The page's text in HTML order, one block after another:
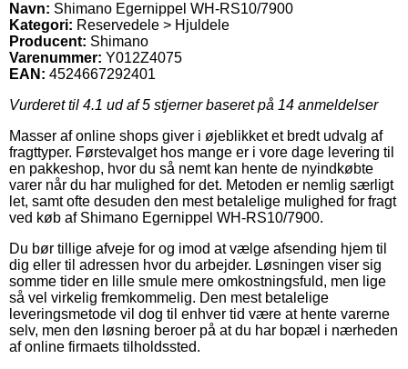
Navn: Shimano Egernippel WH-RS10/7900
Kategori: Reservedele > Hjuldele
Producent: Shimano
Varenummer: Y012Z4075
EAN: 4524667292401
Vurderet til 4.1 ud af 5 stjerner baseret på 14 anmeldelser
Masser af online shops giver i øjeblikket et bredt udvalg af
fragttyper. Førstevalget hos mange er i vore dage levering til
en pakkeshop, hvor du så nemt kan hente de nyindkøbte
varer når du har mulighed for det. Metoden er nemlig særligt
let, samt ofte desuden den mest betalelige mulighed for fragt
ved køb af Shimano Egernippel WH-RS10/7900.
Du bør tillige afveje for og imod at vælge afsending hjem til
dig eller til adressen hvor du arbejder. Løsningen viser sig
somme tider en lille smule mere omkostningsfuld, men lige
så vel virkelig fremkommelig. Den mest betalelige
leveringsmetode vil dog til enhver tid være at hente varerne
selv, men den løsning beroer på at du har bopæl i nærheden
af online firmaets tilholdssted.